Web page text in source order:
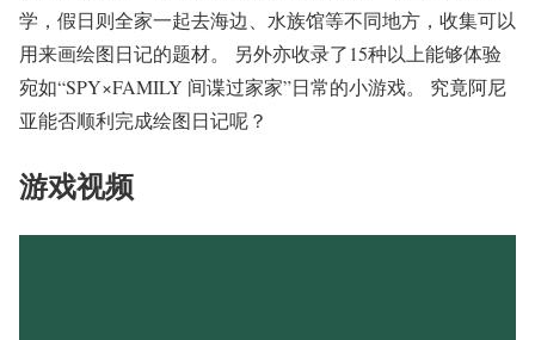
学，假日则全家一起去海边、水族馆等不同地方，收集可以
用来画绘图日记的题材。 另外亦收录了15种以上能够体验
宛如“SPY×FAMILY 间谍过家家”日常的小游戏。 究竟阿尼
亚能否顺利完成绘图日记呢？
游戏视频